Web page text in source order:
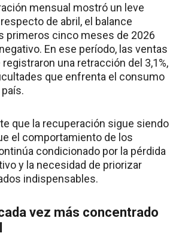
mensual mostró un leve
de abril, el balance
primeros cinco meses de 2026
En ese período, las ventas
una retracción del 3,1%,
que enfrenta el consumo
que la recuperación sigue siendo
el comportamiento de los
condicionado por la pérdida
y la necesidad de priorizar
indispensables.
vez más concentrado